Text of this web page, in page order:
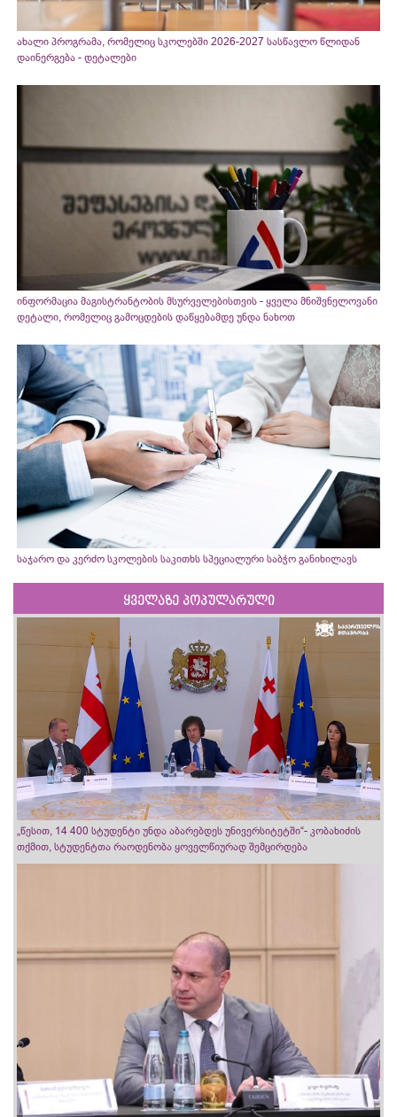
ახალი პროგრამა, რომელიც სკოლებში 2026-2027 სასწავლო წლიდან
დაინერგება - დეტალები
ინფორმაცია მაგისტრანტობის მსურველებისთვის - ყველა მნიშვნელოვანი
დეტალი, რომელიც გამოცდების დაწყებამდე უნდა ნახოთ
საჯარო და კერძო სკოლების საკითხს სპეციალური საბჭო განიხილავს
ყველაზე პოპულარული
„წესით, 14 400 სტუდენტი უნდა აბარებდეს უნივერსიტეტში“- კობახიძის
თქმით, სტუდენტთა რაოდენობა ყოველწიურად შემცირდება